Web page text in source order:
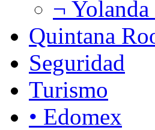
¬
Quintana
Seguridad
Turismo
• Edomex